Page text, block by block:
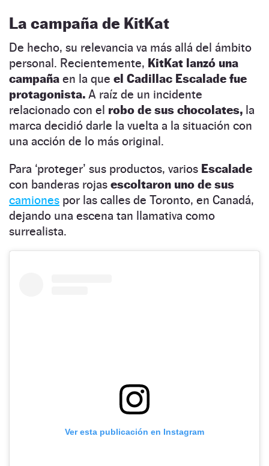
La campaña de KitKat
De hecho, su relevancia va más allá del ámbito
personal. Recientemente, KitKat lanzó una
campaña en la que el Cadillac Escalade fue
protagonista. A raíz de un incidente
relacionado con el robo de sus chocolates, la
marca decidió darle la vuelta a la situación con
una acción de lo más original.
Para ‘proteger’ sus productos, varios Escalade
con banderas rojas escoltaron uno de sus
camiones por las calles de Toronto, en Canadá,
dejando una escena tan llamativa como
surrealista.
Ver esta publicación en Instagram